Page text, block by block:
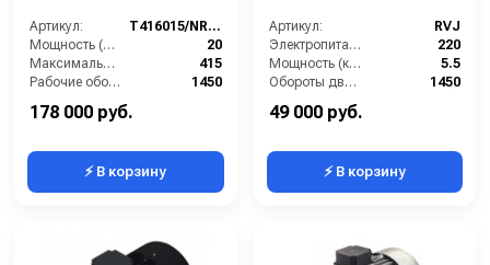
Артикул:
T416015/NRLG5MG
Мощность (л/с):
20
Максимальное напряжение (В):
415
Рабочие обороты вала (об/мин):
1450
178 000 руб.
⚡ В корзину
Артикул:
RVJ
Электропитание (В):
220
Мощность (кВт):
5.5
Обороты двигателя (об/мин):
1450
49 000 руб.
⚡ В корзину